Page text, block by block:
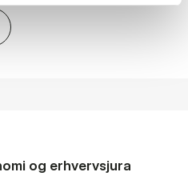
- erhvervs­økonomi og
og erhvervs­jura